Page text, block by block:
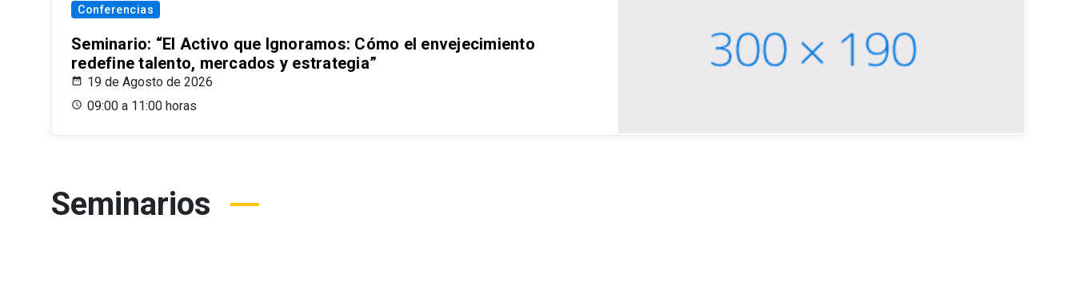
Conferencias
Seminario: “El Activo que Ignoramos: Cómo el envejecimiento
redefine talento, mercados y estrategia”
19 de Agosto de 2026
09:00 a 11:00 horas
Seminarios